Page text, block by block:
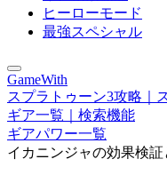
ヒーローモード
最強スペシャル
GameWith
スプラトゥーン3攻略｜
ギア一覧｜検索機能
ギアパワー一覧
イカニンジャの効果検